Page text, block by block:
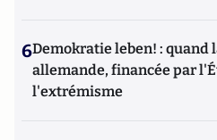
6Demokratie leben! : quand
allemande, financée par
l'extrémisme